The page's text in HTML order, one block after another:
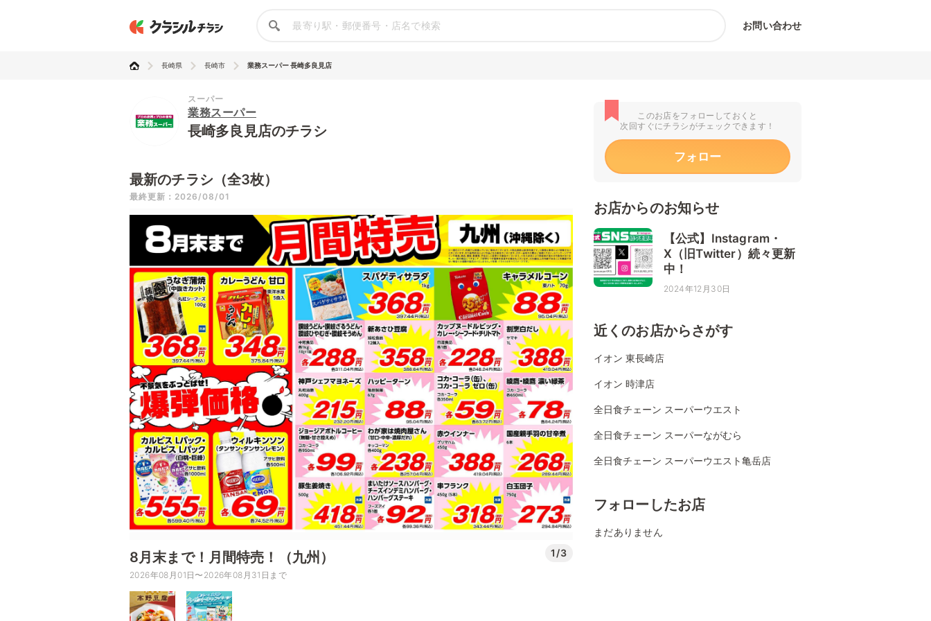
お問い合わせ
長崎県 長崎市 業務スーパー 長崎多良見店
スーパー
業務スーパー
長崎多良見店のチラシ
最新のチラシ（全3枚）
最終更新：2026/08/01
8月末まで！月間特売！（九州） 1/3
2026年08月01日〜2026年08月31日まで
このお店をフォローしておくと
次回すぐにチラシがチェックできます！
フォロー
お店からのお知らせ
【公式】Instagram・
X（旧Twitter）続々更新
中！
2024年12月30日
近くのお店からさがす
イオン 東長崎店
イオン 時津店
全日食チェーン スーパーウエスト
全日食チェーン スーパーながむら
全日食チェーン スーパーウエスト亀岳店
フォローしたお店
まだありません